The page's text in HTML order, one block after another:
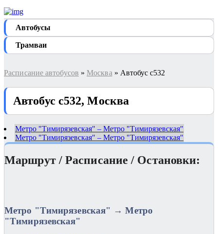
Автобуcы
Трамваи
Расписание автобусов » Москва » Автобус с532
Автобус с532, Москва
Метро "Тимирязевская" – Метро "Тимирязевская"
Метро "Тимирязевская" – Метро "Тимирязевская"
Маршрут / Расписание / Остановки:
Метро "Тимирязевская" → Метро
"Тимирязевская"